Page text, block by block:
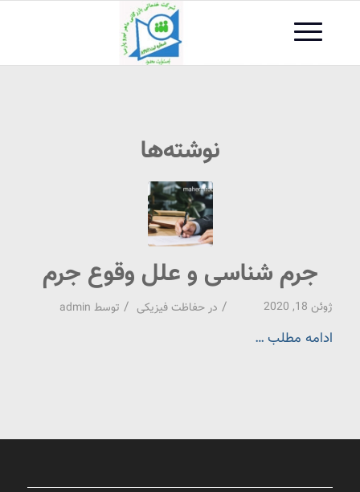
نوشته‌ها
جرم شناسی و علل وقوع جرم
ژوئن 18, 2020 / درحفاظت فیزیکی / توسط admin
ادامه مطلب …